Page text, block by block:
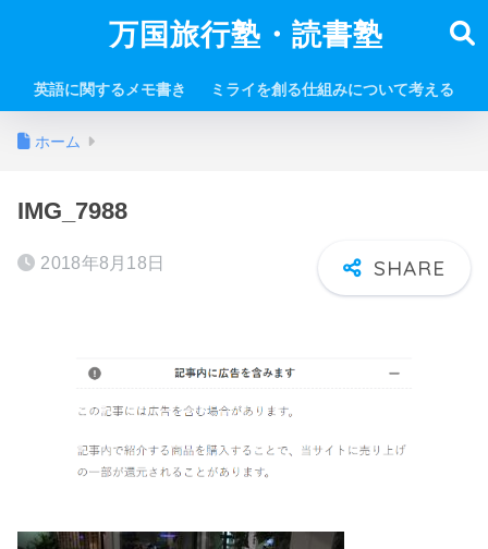
万国旅行塾・読書塾
英語に関するメモ書き ミライを創る仕組みについて考える
ホーム
IMG_7988
2018年8月18日